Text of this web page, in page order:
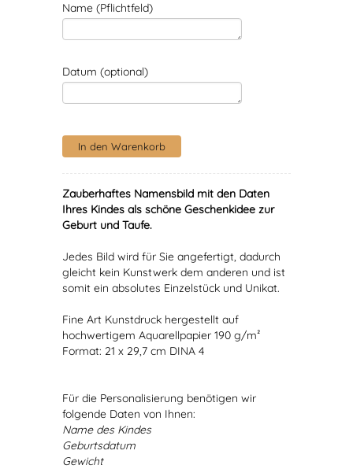
Name (Pflichtfeld)
Datum (optional)
Zauberhaftes Namensbild mit den Daten
Ihres Kindes als schöne Geschenkidee zur
Geburt und Taufe.
Jedes Bild wird für Sie angefertigt, dadurch
gleicht kein Kunstwerk dem anderen und ist
somit ein absolutes Einzelstück und Unikat.
Fine Art Kunstdruck hergestellt auf
hochwertigem Aquarellpapier 190 g/m²
Format: 21 x 29,7 cm DINA 4
Für die Personalisierung benötigen wir
folgende Daten von Ihnen:
Name des Kindes
Geburtsdatum
Gewicht